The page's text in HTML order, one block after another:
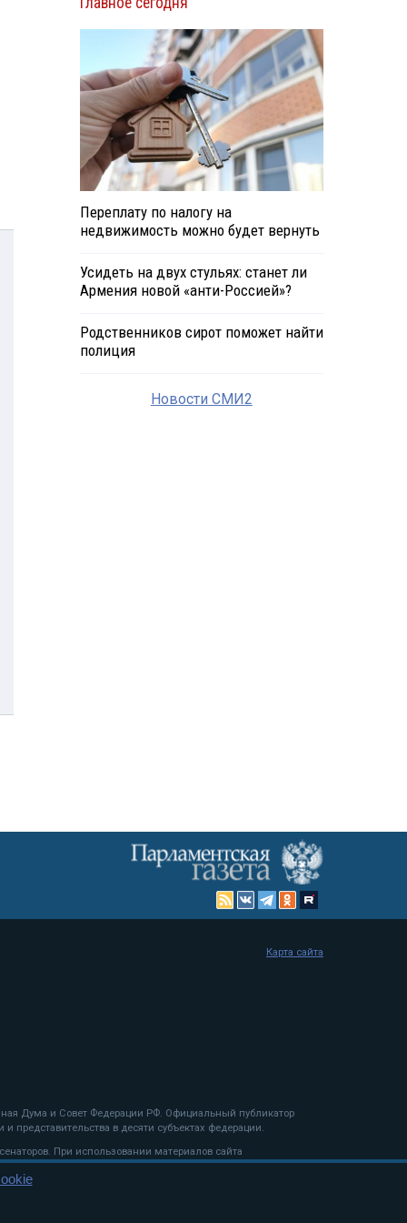
Переплату по налогу на
недвижимость можно будет вернуть
Усидеть на двух стульях: станет ли
Армения новой «анти-Россией»?
Родственников сирот поможет найти
полиция
Новости СМИ2
Дума и Совет Федерации РФ. Официальный публикатор
представительства в десяти субъектах федерации.
При использовании материалов сайта
Карта сайта